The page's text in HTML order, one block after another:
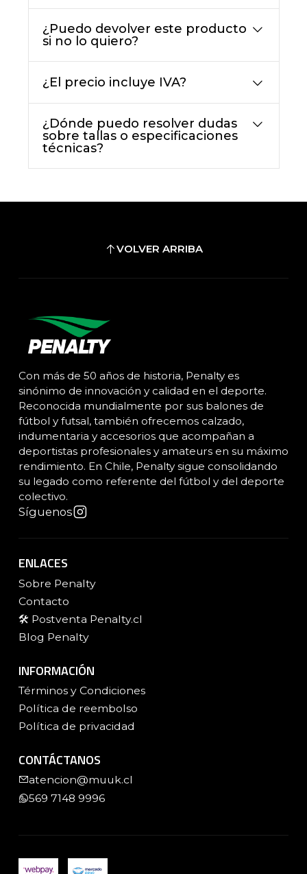
¿Puedo devolver este producto
si no lo quiero?
¿El precio incluye IVA?
¿Dónde puedo resolver dudas
sobre tallas o especificaciones
técnicas?
VOLVER ARRIBA
Con más de 50 años de historia, Penalty es
sinónimo de innovación y calidad en el deporte.
Reconocida mundialmente por sus balones de
fútbol y futsal, también ofrecemos calzado,
indumentaria y accesorios que acompañan a
deportistas profesionales y amateurs en su máximo
rendimiento. En Chile, Penalty sigue consolidando
su legado como referente del fútbol y del deporte
colectivo.
Síguenos
ENLACES
Sobre Penalty
Contacto
🛠️ Postventa Penalty.cl
Blog Penalty
INFORMACIÓN
Términos y Condiciones
Política de reembolso
Política de privacidad
CONTÁCTANOS
atencion@muuk.cl
569 7148 9996